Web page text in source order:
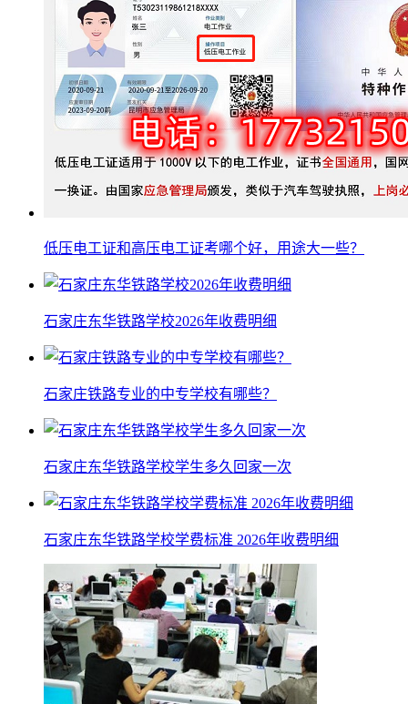
低压电工证和高压电工证考哪个好，用途大一些？
石家庄东华铁路学校2026年收费明细
石家庄铁路专业的中专学校有哪些？
石家庄东华铁路学校学生多久回家一次
石家庄东华铁路学校学费标准 2026年收费明细